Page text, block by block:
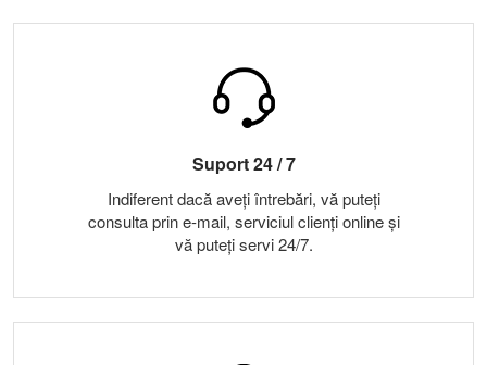
Suport 24 / 7
Indiferent dacă aveți întrebări, vă puteți
consulta prin e-mail, serviciul clienți online și
vă puteți servi 24/7.